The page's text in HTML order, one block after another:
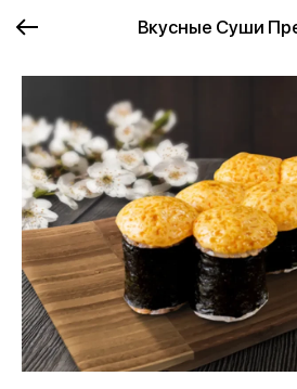
Вкусные Суши